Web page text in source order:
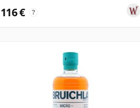
116 € ?